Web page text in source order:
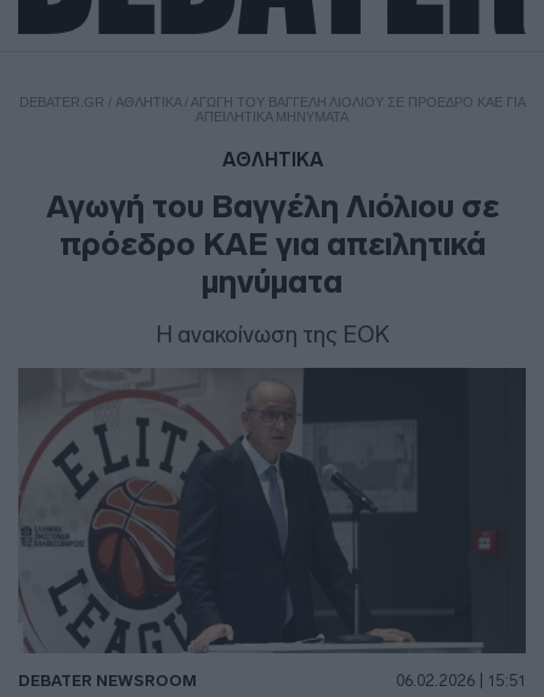
DEBATER.GR / ΑΘΛΗΤΙΚΑ/ ΑΓΩΓΉ ΤΟΥ ΒΑΓΓΈΛΗ ΛΙΌΛΙΟΥ ΣΕ ΠΡΌΕΔΡΟ ΚΑΕ ΓΙΑ
ΑΠΕΙΛΗΤΙΚΆ ΜΗΝΎΜΑΤΑ
ΑΘΛΗΤΙΚΑ
Αγωγή του Βαγγέλη Λιόλιου σε
πρόεδρο ΚΑΕ για απειλητικά
μηνύματα
Η ανακοίνωση της ΕΟΚ
DEBATER NEWSROOM 06.02.2026 | 15:51